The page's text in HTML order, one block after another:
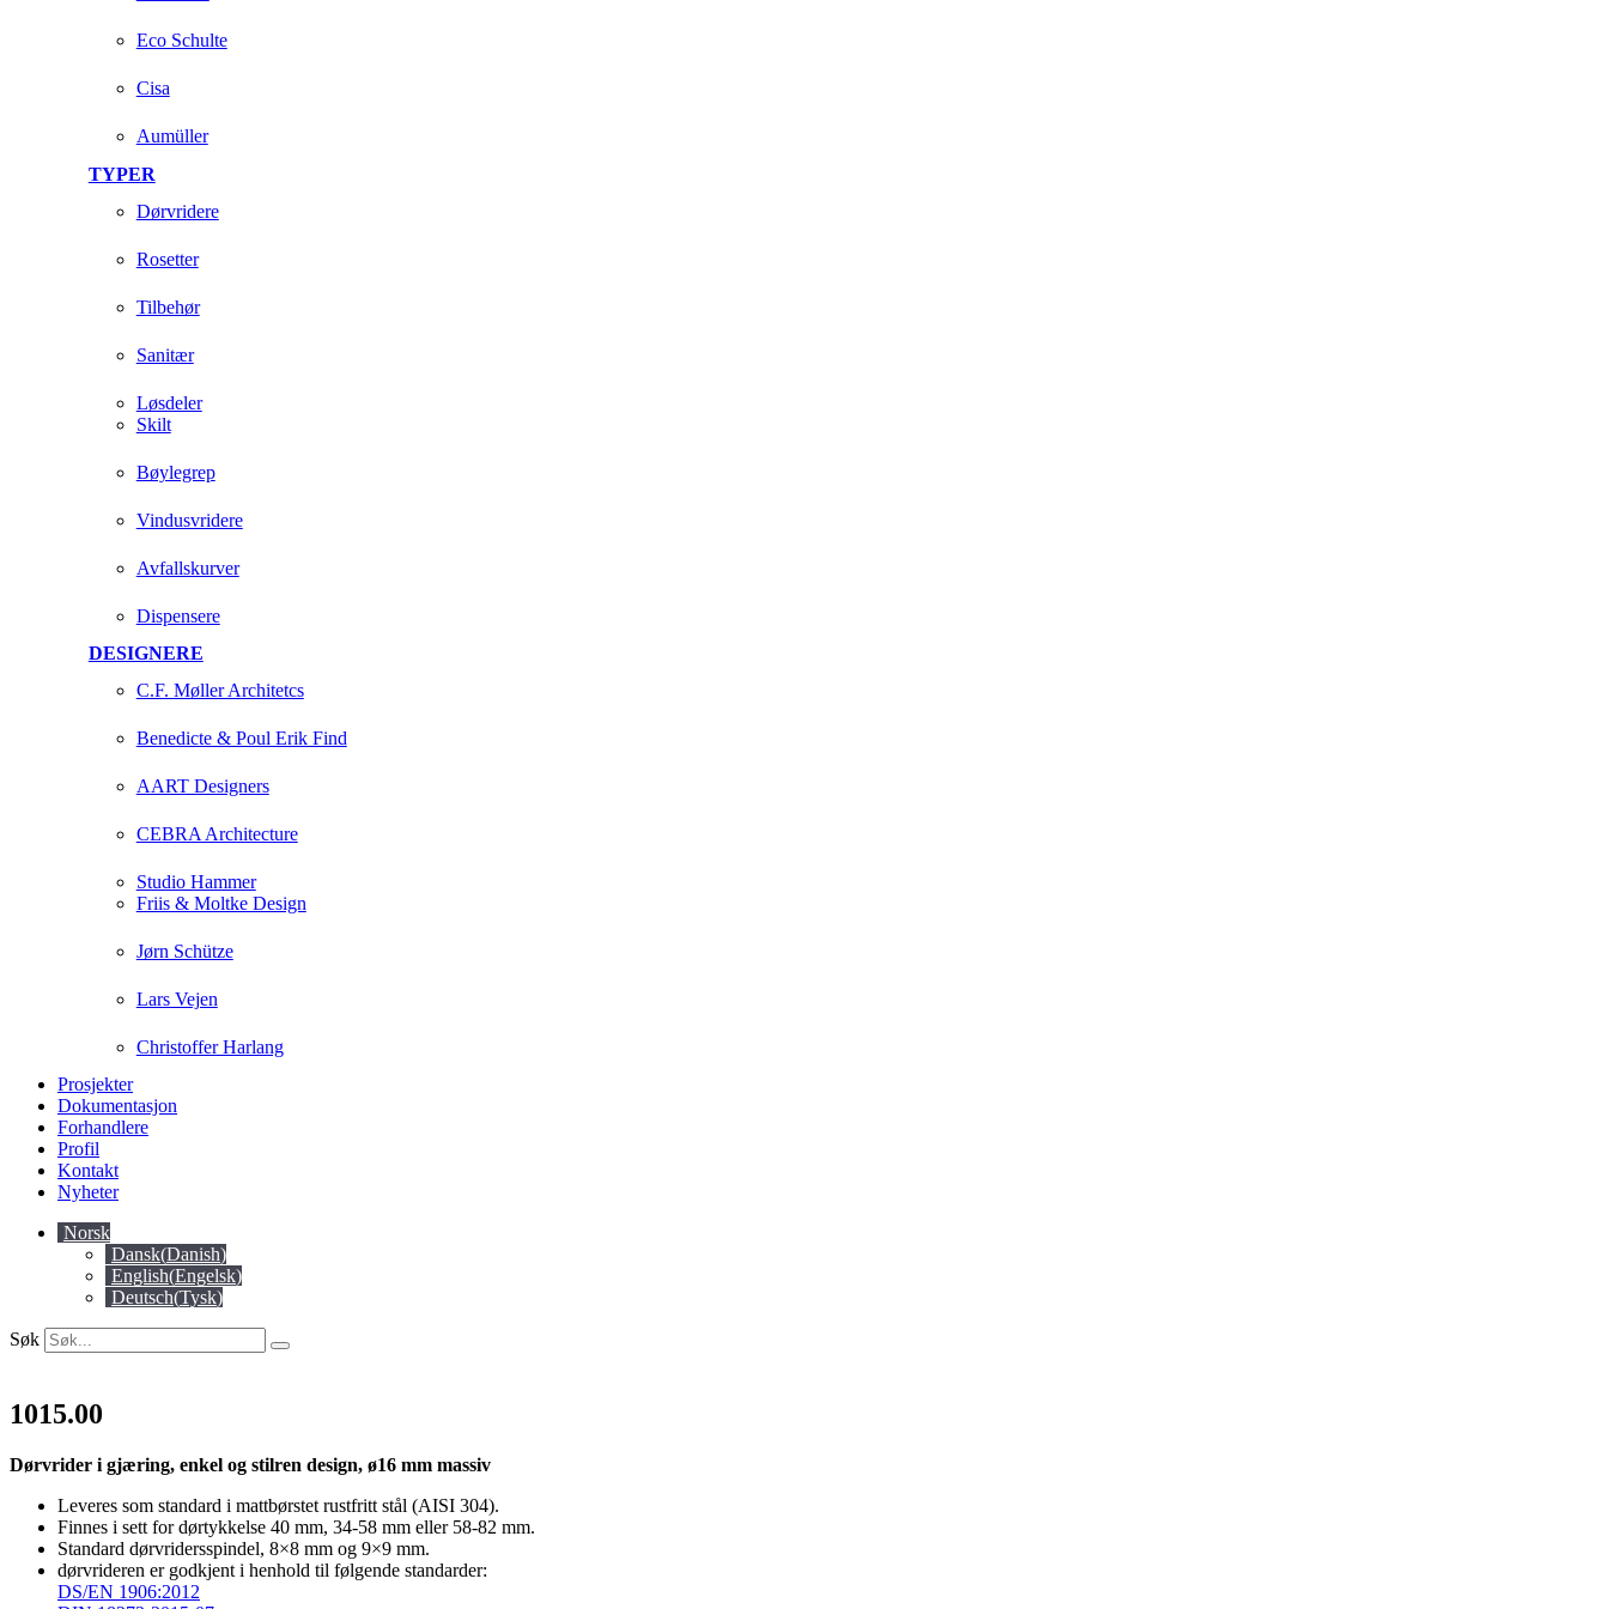
Eco Schulte
Cisa
Aumüller
TYPER
Dørvridere
Rosetter
Tilbehør
Sanitær
Løsdeler
Skilt
Bøylegrep
Vindusvridere
Avfallskurver
Dispensere
DESIGNERE
C.F. Møller Architetcs
Benedicte & Poul Erik Find
AART Designers
CEBRA Architecture
Studio Hammer
Friis & Moltke Design
Jørn Schütze
Lars Vejen
Christoffer Harlang
Prosjekter
Dokumentasjon
Forhandlere
Profil
Kontakt
Nyheter
Norsk
Dansk(Danish)
English(Engelsk)
Deutsch(Tysk)
Søk
1015.00
Dørvrider i gjæring, enkel og stilren design, ø16 mm massiv
Leveres som standard i mattbørstet rustfritt stål (AISI 304).
Finnes i sett for dørtykkelse 40 mm, 34-58 mm eller 58-82 mm.
Standard dørvridersspindel, 8×8 mm og 9×9 mm.
dørvrideren er godkjent i henhold til følgende standarder:
DS/EN 1906:2012